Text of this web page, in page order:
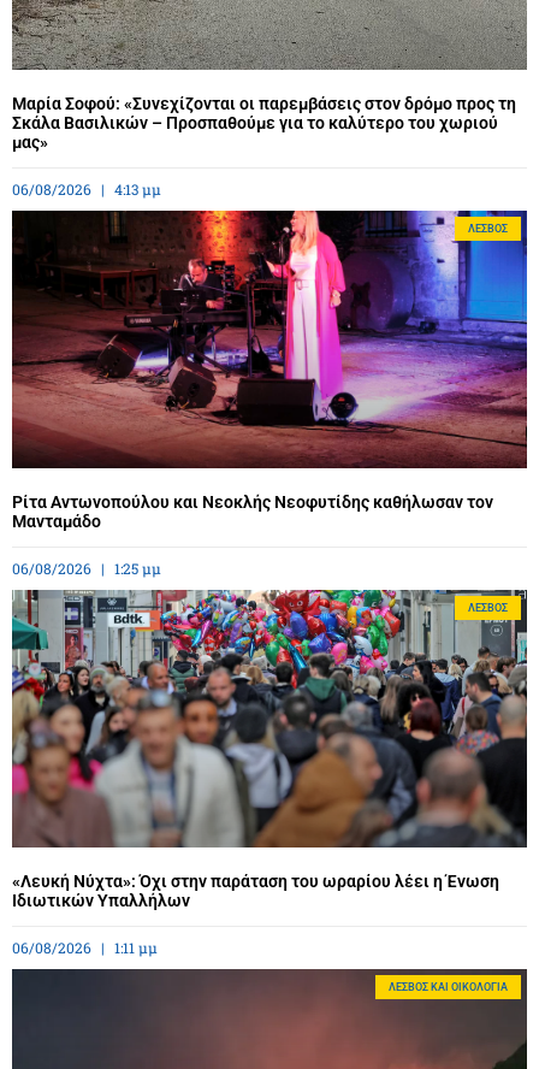
Μαρία Σοφού: «Συνεχίζονται οι παρεμβάσεις στον δρόμο προς τη
Σκάλα Βασιλικών – Προσπαθούμε για το καλύτερο του χωριού
μας»
06/08/2026 4:13 μμ
ΛΈΣΒΟΣ
Ρίτα Αντωνοπούλου και Νεοκλής Νεοφυτίδης καθήλωσαν τον
Μανταμάδο
06/08/2026 1:25 μμ
ΛΈΣΒΟΣ
«Λευκή Νύχτα»: Όχι στην παράταση του ωραρίου λέει η Ένωση
Ιδιωτικών Υπαλλήλων
06/08/2026 1:11 μμ
ΛΈΣΒΟΣ ΚΑΙ ΟΙΚΟΛΟΓΊΑ